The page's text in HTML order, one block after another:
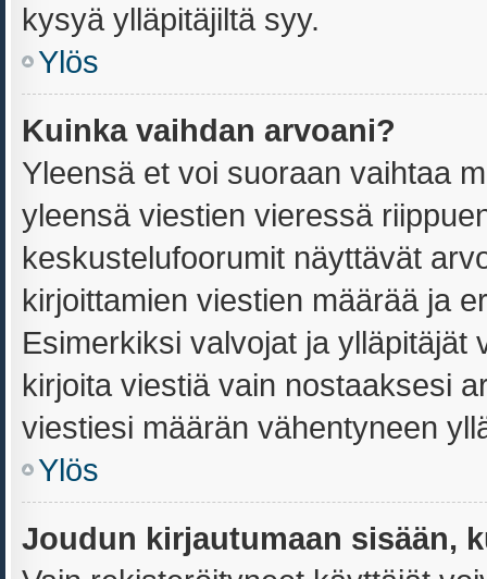
kysyä ylläpitäjiltä syy.
Ylös
Kuinka vaihdan arvoani?
Yleensä et voi suoraan vaihtaa
yleensä viestien vieressä
keskustelufoorumit näyttävät
kirjoittamien viestien määrää ja
Esimerkiksi valvojat ja ylläpitäjät
kirjoita viestiä vain nostaaksesi
viestiesi määrän vähentyneen
Ylös
Joudun kirjautumaan sisään,